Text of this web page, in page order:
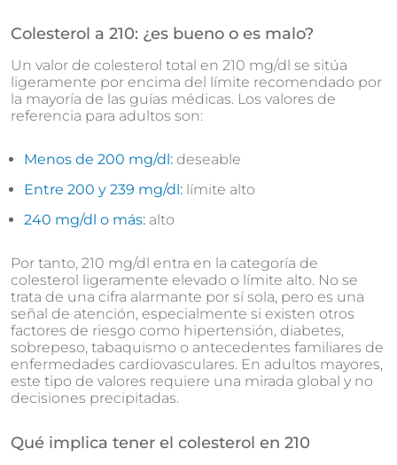
Colesterol a 210: ¿es bueno o es malo?
Un valor de colesterol total en 210 mg/dl se sitúa
ligeramente por encima del límite recomendado por
la mayoría de las guías médicas. Los valores de
referencia para adultos son:
Menos de 200 mg/dl: deseable
Entre 200 y 239 mg/dl: límite alto
240 mg/dl o más: alto
Por tanto, 210 mg/dl entra en la categoría de
colesterol ligeramente elevado o límite alto. No se
trata de una cifra alarmante por sí sola, pero es una
señal de atención, especialmente si existen otros
factores de riesgo como hipertensión, diabetes,
sobrepeso, tabaquismo o antecedentes familiares de
enfermedades cardiovasculares. En adultos mayores,
este tipo de valores requiere una mirada global y no
decisiones precipitadas.
Qué implica tener el colesterol en 210